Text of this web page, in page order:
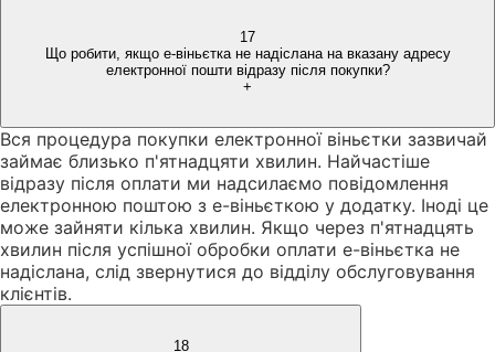
17
Що робити, якщо е-віньєтка не надіслана на вказану адресу
електронної пошти відразу після покупки?
+
Вся процедура покупки електронної віньєтки зазвичай
займає близько п'ятнадцяти хвилин. Найчастіше
відразу після оплати ми надсилаємо повідомлення
електронною поштою з е-віньєткою у додатку. Іноді це
може зайняти кілька хвилин. Якщо через п'ятнадцять
хвилин після успішної обробки оплати е-віньєтка не
надіслана, слід звернутися до відділу обслуговування
клієнтів.
18